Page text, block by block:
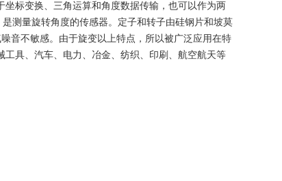
标变换、三角运算和角度数据传输，也可以作为两
测量旋转角度的传感器。定子和转子由硅钢片和坡莫
音不敏感。由于旋变以上特点，所以被广泛应用在特
具、汽车、电力、冶金、纺织、印刷、航空航天等